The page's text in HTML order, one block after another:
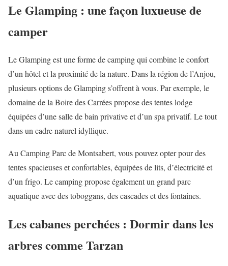
Le Glamping : une façon luxueuse de
camper
Le Glamping est une forme de camping qui combine le confort
d’un hôtel et la proximité de la nature. Dans la région de l’Anjou,
plusieurs options de Glamping s’offrent à vous. Par exemple, le
domaine de la Boire des Carrées propose des tentes lodge
équipées d’une salle de bain privative et d’un spa privatif. Le tout
dans un cadre naturel idyllique.
Au Camping Parc de Montsabert, vous pouvez opter pour des
tentes spacieuses et confortables, équipées de lits, d’électricité et
d’un frigo. Le camping propose également un grand parc
aquatique avec des toboggans, des cascades et des fontaines.
Les cabanes perchées : Dormir dans les
arbres comme Tarzan